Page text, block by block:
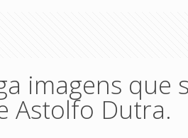
imagens
Astolfo Dutra.